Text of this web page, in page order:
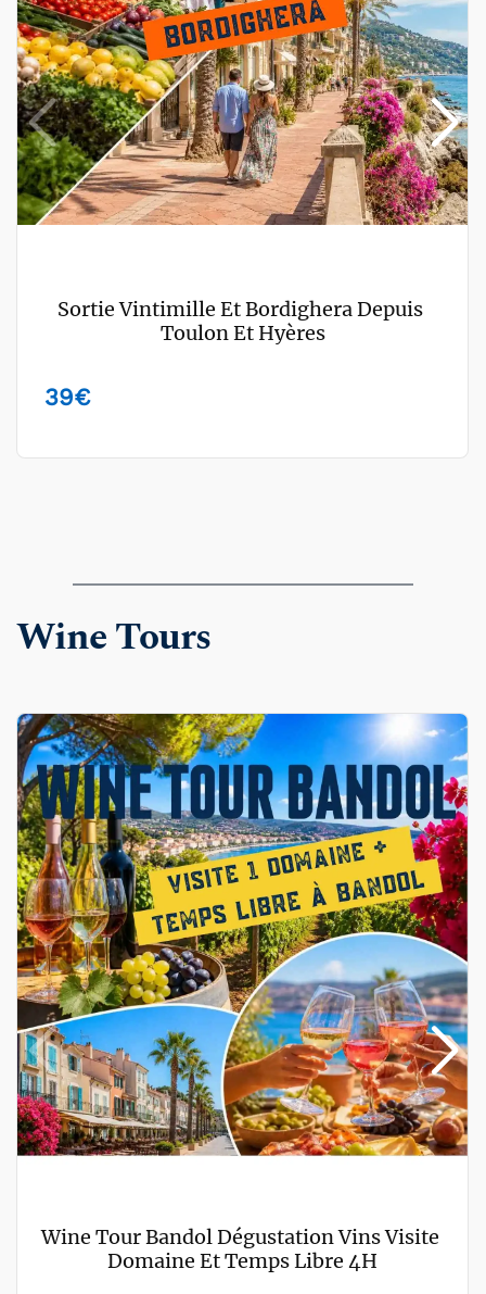
Sortie Vintimille Et Bordighera Depuis
Toulon Et Hyères
39€
Wine Tours
Wine Tour Bandol Dégustation Vins Visite
Domaine Et Temps Libre 4H